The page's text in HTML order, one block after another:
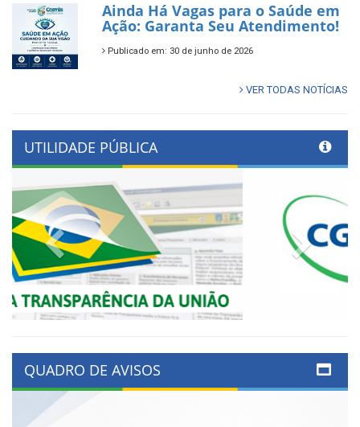
Ainda Há Vagas para o Saúde em
Ação: Garanta Seu Atendimento!
Publicado em: 30 de junho de 2026
VER TODAS NOTÍCIAS
UTILIDADE PÚBLICA
Previous Next
QUADRO DE AVISOS